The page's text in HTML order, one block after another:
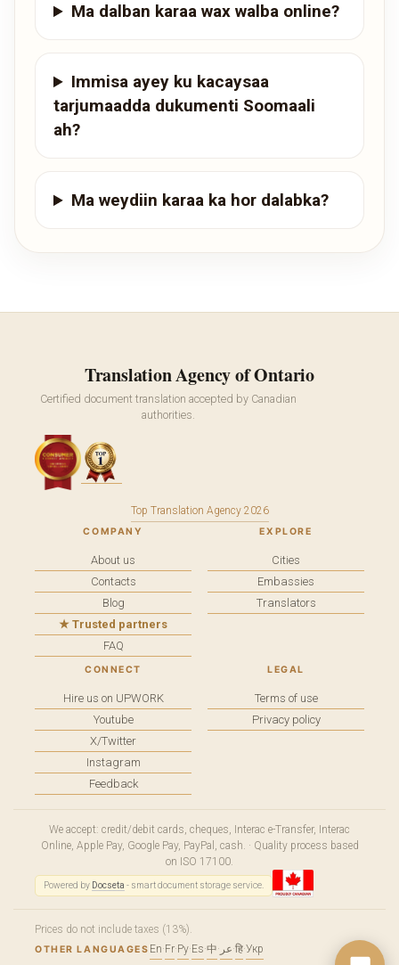
Ma dalban karaa wax walba online?
Immisa ayey ku kacaysaa
tarjumaadda dukumenti Soomaali
ah?
Ma weydiin karaa ka hor dalabka?
Translation Agency of Ontario
Certified document translation accepted by Canadian
authorities.
Top Translation Agency 2026
COMPANY
About us
Contacts
Blog
★ Trusted partners
FAQ
EXPLORE
Cities
Embassies
Translators
CONNECT
Hire us on UPWORK
Youtube
X/Twitter
Instagram
Feedback
LEGAL
Terms of use
Privacy policy
We accept: credit/debit cards, cheques, Interac e-Transfer, Interac
Online, Apple Pay, Google Pay, PayPal, cash. · Quality process based
on ISO 17100.
Powered by Docseta - smart document storage service.
Prices do not include taxes (13%).
OTHER LANGUAGES En·Fr·Ру·Es·中· عر·हि·Укр